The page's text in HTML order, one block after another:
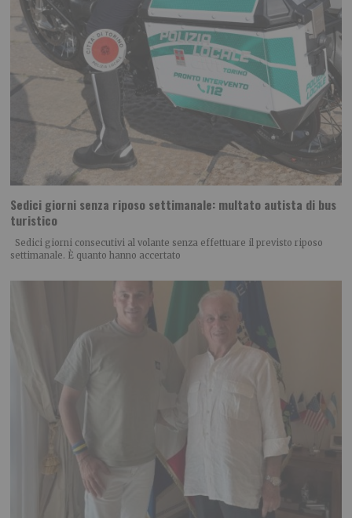
Sedici giorni senza riposo settimanale: multato autista di bus
turistico
Sedici giorni consecutivi al volante senza effettuare il previsto riposo
settimanale. È quanto hanno accertato